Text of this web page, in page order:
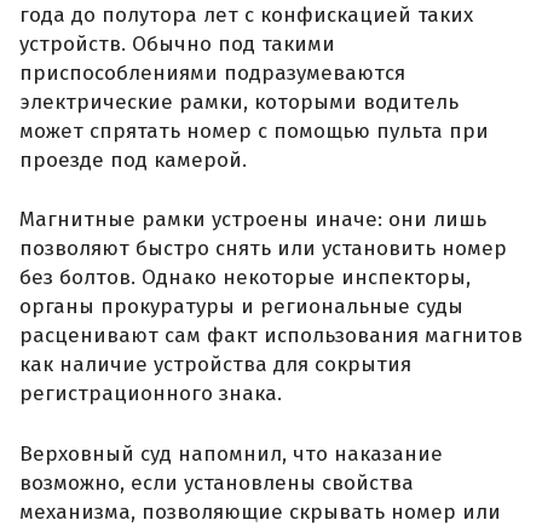
года до полутора лет с конфискацией таких
устройств. Обычно под такими
приспособлениями подразумеваются
электрические рамки, которыми водитель
может спрятать номер с помощью пульта при
проезде под камерой.
Магнитные рамки устроены иначе: они лишь
позволяют быстро снять или установить номер
без болтов. Однако некоторые инспекторы,
органы прокуратуры и региональные суды
расценивают сам факт использования магнитов
как наличие устройства для сокрытия
регистрационного знака.
Верховный суд напомнил, что наказание
возможно, если установлены свойства
механизма, позволяющие скрывать номер или